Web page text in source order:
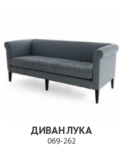
ДИВАН ЛУКА
069-262